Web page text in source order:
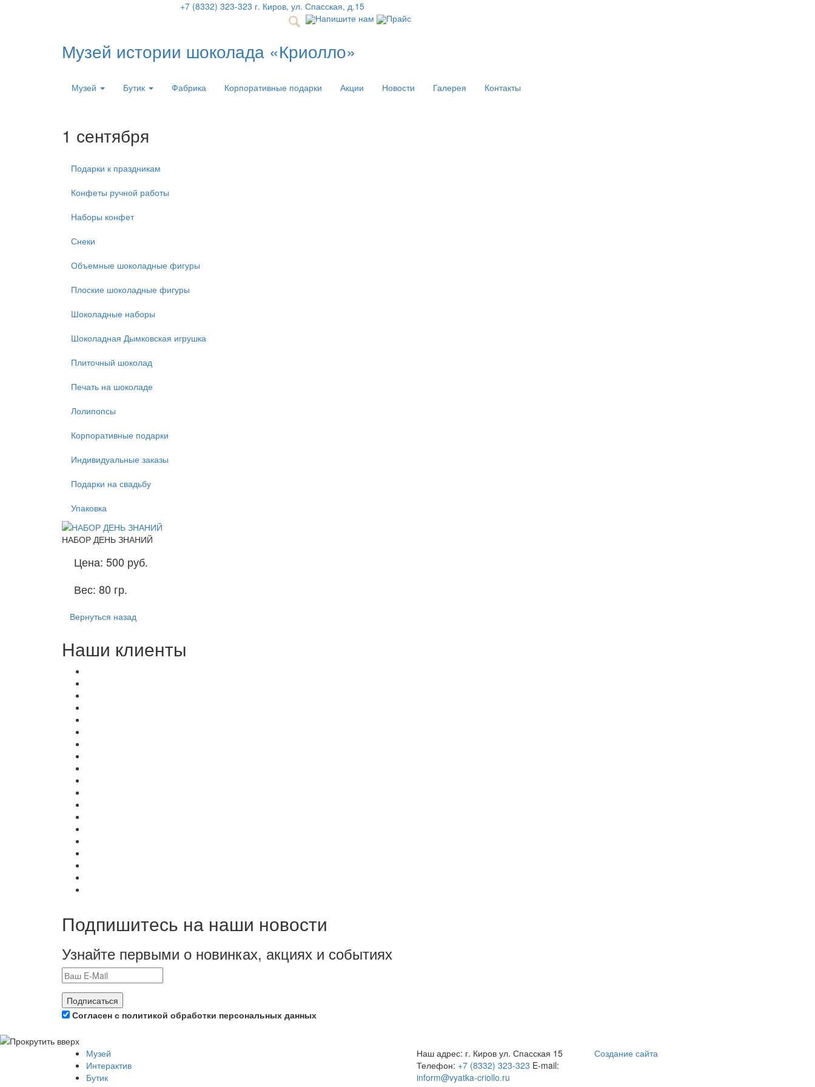
+7 (8332) 323-323 г. Киров, ул. Спасская, д.15
Напишите нам
Прайс
Музей истории шоколада «Криолло»
Музей Бутик Фабрика Корпоративные подарки Акции Новости Галерея Контакты
1 сентября
Подарки к праздникам
Конфеты ручной работы
Наборы конфет
Снеки
Объемные шоколадные фигуры
Плоские шоколадные фигуры
Шоколадные наборы
Шоколадная Дымковская игрушка
Плиточный шоколад
Печать на шоколаде
Лолипопсы
Корпоративные подарки
Индивидуальные заказы
Подарки на свадьбу
Упаковка
НАБОР ДЕНЬ ЗНАНИЙ
Цена: 500 руб.
Вес: 80 гр.
Вернуться назад
Наши клиенты
Подпишитесь на наши новости
Узнайте первыми о новинках, акциях и событиях
Подписаться
Согласен с политикой обработки персональных данных
Музей
Интерактив
Бутик
Наш адрес: г. Киров ул. Спасская 15
Телефон: +7 (8332) 323-323 E-mail:
inform@vyatka-criollo.ru
Создание сайта